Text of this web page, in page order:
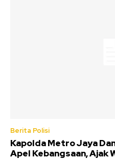
Berita Polisi
Kapolda Metro Jaya
Apel Kebangsaan, Ajak